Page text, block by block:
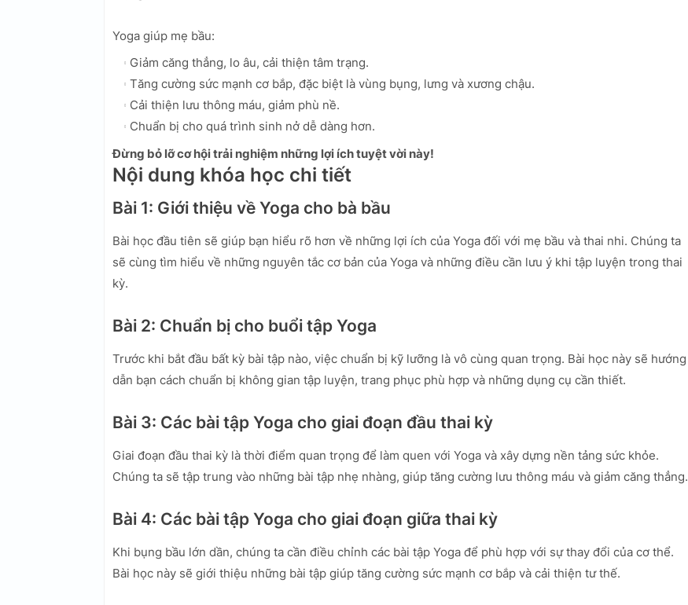
Yoga giúp mẹ bầu:
Giảm căng thẳng, lo âu, cải thiện tâm trạng.
Tăng cường sức mạnh cơ bắp, đặc biệt là vùng bụng, lưng và xương chậu.
Cải thiện lưu thông máu, giảm phù nề.
Chuẩn bị cho quá trình sinh nở dễ dàng hơn.
Đừng bỏ lỡ cơ hội trải nghiệm những lợi ích tuyệt vời này!
Nội dung khóa học chi tiết
Bài 1: Giới thiệu về Yoga cho bà bầu
Bài học đầu tiên sẽ giúp bạn hiểu rõ hơn về những lợi ích của Yoga đối với mẹ bầu và thai nhi. Chúng ta
sẽ cùng tìm hiểu về những nguyên tắc cơ bản của Yoga và những điều cần lưu ý khi tập luyện trong thai
kỳ.
Bài 2: Chuẩn bị cho buổi tập Yoga
Trước khi bắt đầu bất kỳ bài tập nào, việc chuẩn bị kỹ lưỡng là vô cùng quan trọng. Bài học này sẽ hướng
dẫn bạn cách chuẩn bị không gian tập luyện, trang phục phù hợp và những dụng cụ cần thiết.
Bài 3: Các bài tập Yoga cho giai đoạn đầu thai kỳ
Giai đoạn đầu thai kỳ là thời điểm quan trọng để làm quen với Yoga và xây dựng nền tảng sức khỏe.
Chúng ta sẽ tập trung vào những bài tập nhẹ nhàng, giúp tăng cường lưu thông máu và giảm căng thẳng.
Bài 4: Các bài tập Yoga cho giai đoạn giữa thai kỳ
Khi bụng bầu lớn dần, chúng ta cần điều chỉnh các bài tập Yoga để phù hợp với sự thay đổi của cơ thể.
Bài học này sẽ giới thiệu những bài tập giúp tăng cường sức mạnh cơ bắp và cải thiện tư thế.